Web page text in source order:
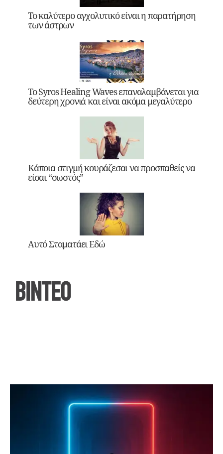
Το καλύτερο αγχολυτικό είναι η παρατήρηση
των άστρων
Το Syros Healing Waves επαναλαμβάνεται για
δεύτερη χρονιά και είναι ακόμα μεγαλύτερο
Κάποια στιγμή κουράζεσαι να προσπαθείς να
είσαι “σωστός”
Αυτό Σταματάει Εδώ
ΒΙΝΤΕΟ